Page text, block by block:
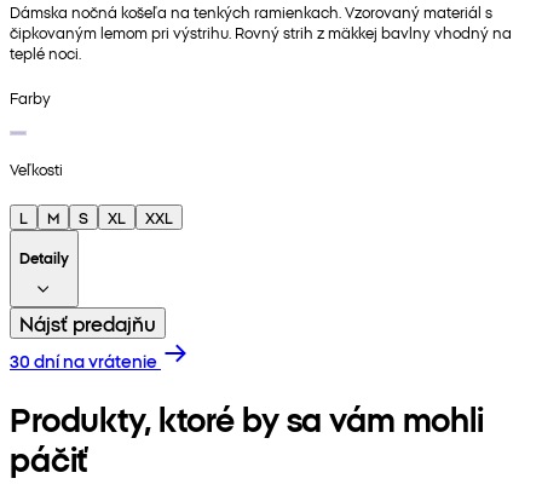
Dámska nočná košeľa na tenkých ramienkach. Vzorovaný materiál s
čipkovaným lemom pri výstrihu. Rovný strih z mäkkej bavlny vhodný na
teplé noci.
Farby
Veľkosti
L M S XL
XXL
Detaily
Nájsť predajňu
30 dní na vrátenie
Produkty, ktoré by sa vám mohli
páčiť